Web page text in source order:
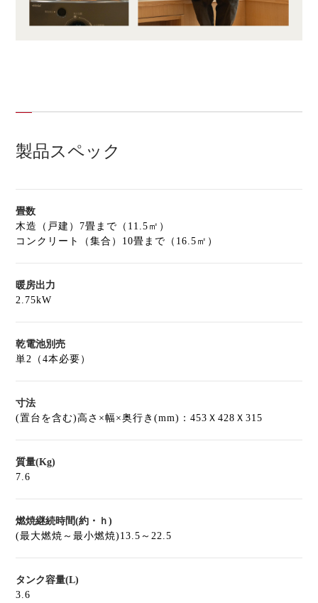
製品スペック
畳数
木造（戸建）7畳まで（11.5㎡）
コンクリート（集合）10畳まで（16.5㎡）
暖房出力
2.75kW
乾電池別売
単2（4本必要）
寸法
(置台を含む)高さ×幅×奥行き(mm)：453Ｘ428Ｘ315
質量(Kg)
7.6
燃焼継続時間(約・ｈ)
(最大燃焼～最小燃焼)13.5～22.5
タンク容量(L)
3.6